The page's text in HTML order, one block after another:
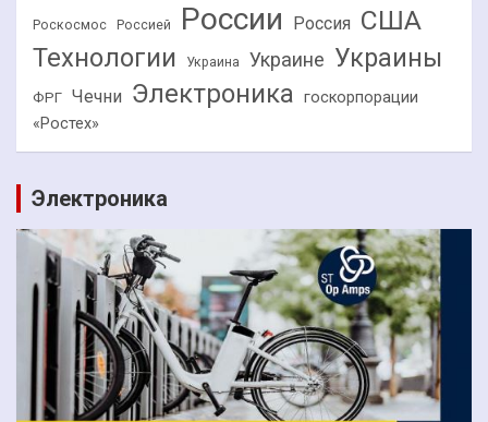
Роскосмос Россией России Россия США
Технологии Украина Украине Украины
ФРГ Чечни Электроника госкорпорации
«Ростех»
Электроника